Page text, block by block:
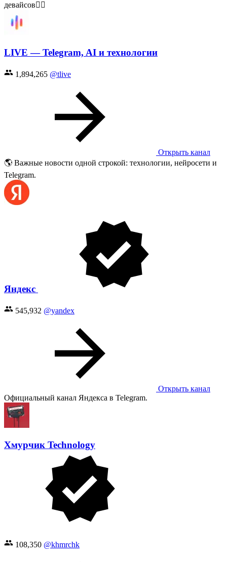
девайсов👌🏻
LIVE — Telegram, AI и технологии
1,894,265 @tlive
Открыть канал
🌎 Важные новости одной строкой: технологии, нейросети и
Telegram.
Яндекс
545,932 @yandex
Открыть канал
Официальный канал Яндекса в Telegram.
Хмурчик Technology
108,350 @khmrchk